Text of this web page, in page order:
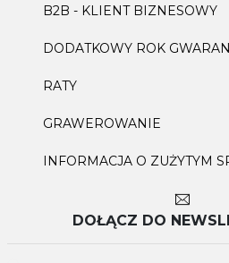
B2B - KLIENT BIZNESOWY
DODATKOWY ROK
RATY
GRAWEROWANIE
INFORMACJA O ZUŻYTYM
DOŁĄCZ DO